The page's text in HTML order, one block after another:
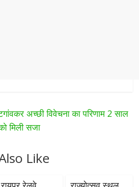
अच्छी विवेचना का परिणाम 2 साल
मिली सजा
Like